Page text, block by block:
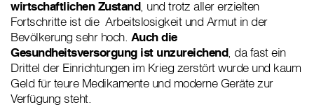
wirtschaftlichen Zustand, und trotz aller erzielten
Fortschritte ist die Arbeitslosigkeit und Armut in der
Bevölkerung sehr hoch. Auch die
Gesundheitsversorgung ist unzureichend, da fast ein
Drittel der Einrichtungen im Krieg zerstört wurde und kaum
Geld für teure Medikamente und moderne Geräte zur
Verfügung steht.